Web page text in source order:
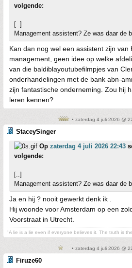
volgende:
[..]
Management assistent? Ze was daar de
Kan dan nog wel een assistent zijn van
management, geen idee op welke
van die baldiblayoutubefilmpjes van
onderhandelingen met de bank abn-
zijn fantastische onderneming. Zou hij
leren kennen?
• zaterdag 4 juli 2026 @
StaceySinger
Op zaterdag 4 juli 2026 22:43
volgende:
[..]
Management assistent? Ze was daar de
Ja en hij ? nooit gewerkt denk ik .
Hij woonde voor Amsterdam op een
Voorstraat in Utrecht.
"A lie is a lie even if everyone believes it. The truth is
• zaterdag 4 juli 2026 @
Firuze60